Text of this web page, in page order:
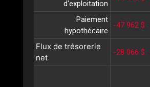
d'exploitation
Paiement
hypothécaire
-47 962 $
Flux de trésorerie
net
-28 066 $